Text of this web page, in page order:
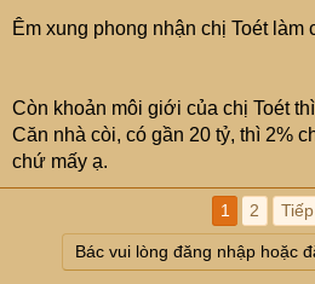
em tự đi học để lấy chứng chỉ
và HN ít tổ chức. Có khi đây
nghề môi giới bđs cũng nên
.
môi giới có cụ nào nhận em làm
Êm xung phong nhận chị Toét làm
Còn khoản môi giới của chị Toét
Căn nhà còi, có gần 20 tỷ, thì 2%
chứ mấy ạ.
1 2 Tiếp
Bác vui lòng đăng nhập hoặc